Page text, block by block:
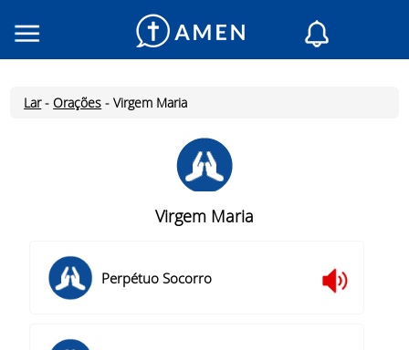
Religiosos
Leitura do dia
Inicia Sessão
Inscreve-te
Lar -Orações -Virgem Maria
Virgem Maria
Perpétuo Socorro